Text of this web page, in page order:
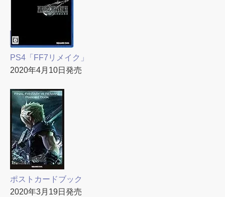
PS4「FF7リメイク」
2020年4月10日発売
ポストカードブック
2020年3月19日発売